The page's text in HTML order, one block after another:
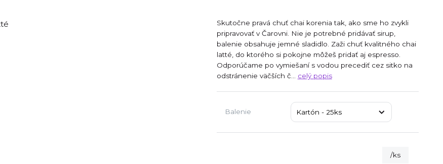
Skutočne pravá chuť chai korenia tak, ako sme ho zvykli
pripravovať v Čarovni. Nie je potrebné pridávať sirup,
balenie obsahuje jemné sladidlo. Zaži chuť kvalitného chai
latté, do ktorého si pokojne môžeš pridať aj espresso.
Odporúčame po vymiešaní s vodou precediť cez sitko na
odstránenie väčších č... celý popis
Balenie
/ks